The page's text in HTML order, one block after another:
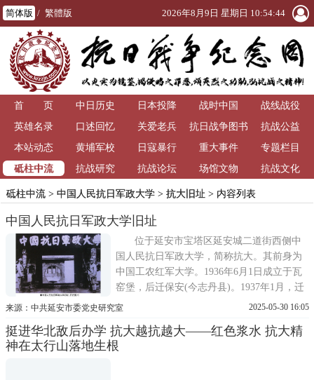
简体版 / 繁體版 2026年8月9日 星期日 10:54:45
首 页 中日历史 日本投降 战时中国
战线战役
英雄名录
口述回忆 关爱老兵
抗日战争图书
馆
抗战公益
本站动态
黄埔军校 日寇暴行 重大事件
专题栏目
砥柱中流
抗战研究 抗战论坛 场馆文物 抗战文化
砥柱中流> 中国人民抗日军政大学> 抗大旧址 > 内容列表
中国人民抗日军政大学旧址
位于延安市宝塔区延安城二道街西侧中
国人民抗日军政大学，简称抗大。其前身为
中国工农红军大学。1936年6月1日成立于瓦
窑堡，后迁保安(今志丹县)。1937年1月，迁
延安城内原学府衙门(今址)。1937年4月，改
育委员会主席，林彪任校长。1938年11月20
日，校舍被日本飞机炸毁。1964年，在校址
来源：中共延安市委党史研究室 2025-05-30 16:05
挺进华北敌后办学 抗大越抗越大——红色浆水 抗大精
神在太行山落地生根